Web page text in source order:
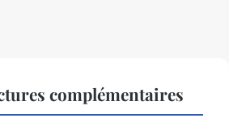
complémentaires